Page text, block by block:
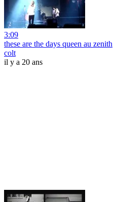
3:09
these are the days queen au zenith
colt
il y a 20 ans